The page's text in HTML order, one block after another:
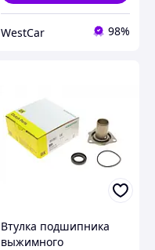
WestCar 98%
Втулка подшипника
выжимного